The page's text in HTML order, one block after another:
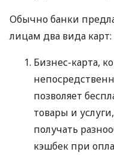
Обычно банки
лицам два вида карт:
Бизнес-карта,
позволяет
товары и
получать
кэшбек при